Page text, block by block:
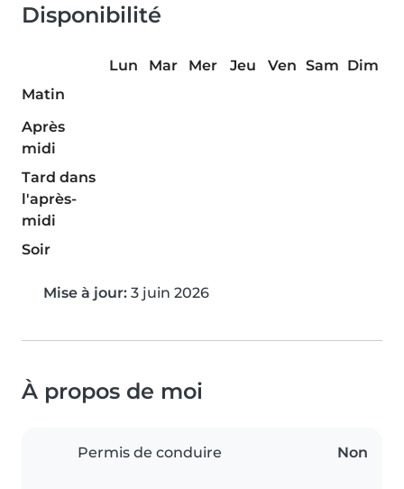
Disponibilité
Lun Mar Mer Jeu Ven Sam Dim
Matin
Après
midi
Tard dans
l'après-
midi
Soir
Mise à jour: 3 juin 2026
À propos de moi
Permis de conduire Non